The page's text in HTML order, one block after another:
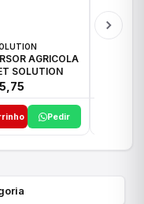
AGRICOLA
SOLUTION
Pedir